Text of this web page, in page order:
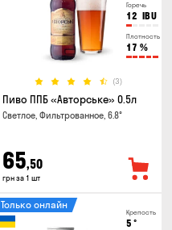
Горечь
12 IBU
Плотность
17 %
(3)
Пиво ППБ «Авторське» 0.5л
Светлое, Фильтрованное, 6.8°
65,50
грн за 1 шт
Крепость
5 °
Только онлайн